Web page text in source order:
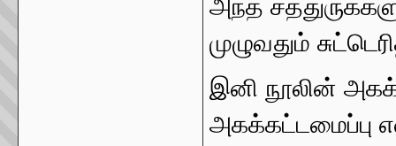
அந்த
முழுவதும்
இனி நூலின்
அகக்கட்டமைப்பு